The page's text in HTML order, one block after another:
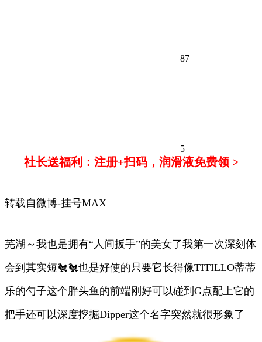
87
5
社长送福利：注册+扫码，润滑液免费领 >
转载自微博-挂号MAX
芜湖～我也是拥有“人间扳手”的美女了我第一次深刻体
会到其实短🐔🐔也是好使的只要它长得像TITILLO蒂蒂
乐的勺子这个胖头鱼的前端刚好可以碰到G点配上它的
把手还可以深度挖掘Dipper这个名字突然就很形象了